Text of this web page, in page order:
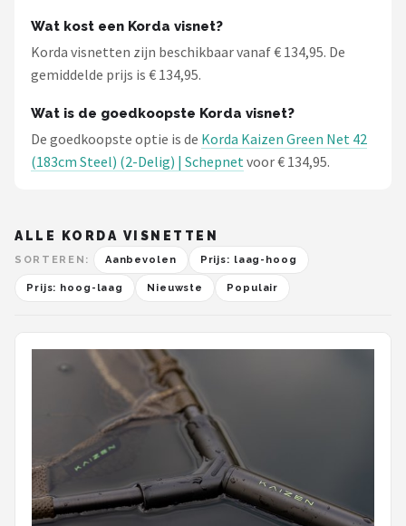
Wat kost een Korda visnet?
Korda visnetten zijn beschikbaar vanaf € 134,95. De
gemiddelde prijs is € 134,95.
Wat is de goedkoopste Korda visnet?
De goedkoopste optie is de Korda Kaizen Green Net 42
(183cm Steel) (2-Delig) | Schepnetvoor € 134,95.
ALLE KORDA VISNETTEN
SORTEREN: Aanbevolen Prijs: laag-hoog
Prijs: hoog-laag Nieuwste Populair